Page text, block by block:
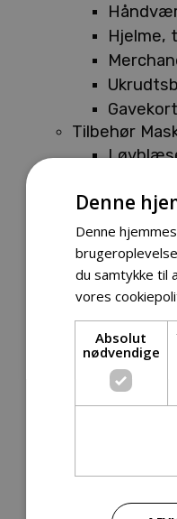
Hjelme,
Gavekort
Tilbehør
Tilbehør
Tilbehør
Tilbehør
Tilbehør
Denne
Denne
du samtykke til
vores
Absolut
nødvendige